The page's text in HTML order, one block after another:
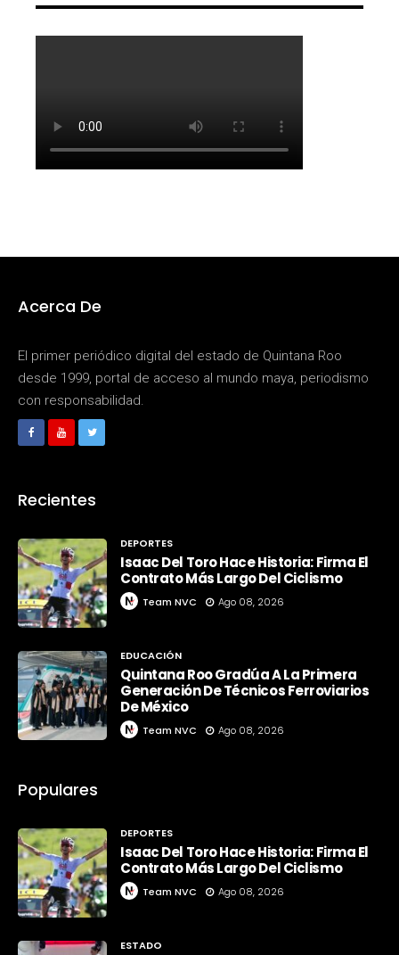
Acerca De
El primer periódico digital del estado de Quintana Roo
desde 1999, portal de acceso al mundo maya, periodismo
con responsabilidad.
Recientes
DEPORTES
Isaac Del Toro Hace Historia: Firma El
Contrato Más Largo Del Ciclismo
Team NVC Ago 08, 2026
EDUCACIÓN
Quintana Roo Gradúa A La Primera
Generación De Técnicos Ferroviarios
De México
Team NVC Ago 08, 2026
Populares
DEPORTES
Isaac Del Toro Hace Historia: Firma El
Contrato Más Largo Del Ciclismo
Team NVC Ago 08, 2026
ESTADO